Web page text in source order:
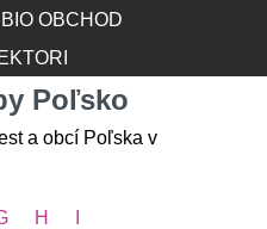
BIO OBCHOD
Poľsko
a obcí Poľska v
H